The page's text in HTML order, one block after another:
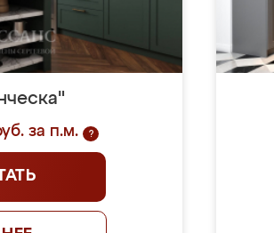
за п.м. ?